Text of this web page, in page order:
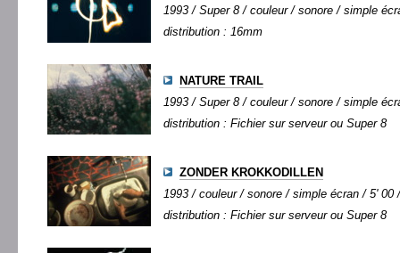
1993 / Super 8 / couleur / sonore / simple
distribution : 16mm
NATURE TRAIL
1993 / Super 8 / couleur / sonore / simple
distribution : Fichier sur serveur ou Super 8
ZONDER KROKKODILLEN
1993 / couleur / sonore / simple écran / 5' 00
distribution : Fichier sur serveur ou Super 8